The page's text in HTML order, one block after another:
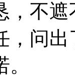
，不
，问